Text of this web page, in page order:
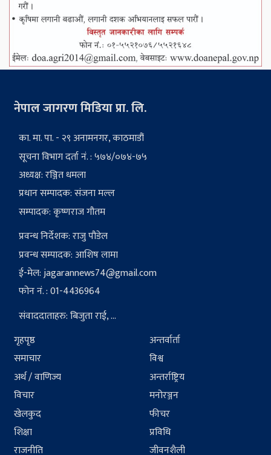
नेपाल जागरण मिडिया प्रा. लि.
का. मा. पा. - २९ अनामनगर, काठमाडौं
सूचना विभाग दर्ता नं. : ५७४/०७४-७५
अध्यक्ष: रञ्जित धमला
प्रधान सम्पादक: संजना मल्ल
सम्पादक: कृष्णराज गौतम
प्रवन्ध निर्देशक: राजु पौडेल
प्रवन्ध सम्पादक: आशिष लामा
ई-मेल:jagarannews74@gmail.com
फोन नं. : 01-4436964
संवाददाताहरु: बिजुता राई, ...
गृहपृष्ठ
समाचार
अर्थ / वाणिज्य
विचार
खेलकुद
शिक्षा
राजनीति
अन्तर्वार्ता
विश्व
अन्तर्राष्ट्रिय
मनोरञ्जन
फीचर
प्रविधि
जीवनशैली